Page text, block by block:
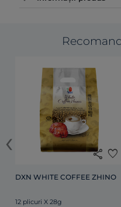
share favorite
DXN WHITE COFFEE ZHINO
12 plicuri X 28g
‹